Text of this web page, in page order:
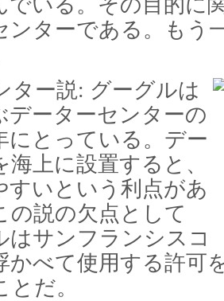
でいる。その目的に
ンターである。もう
ター説: グーグルは
データーセンターの
にとっている。デー
海上に設置すると、
すいという利点があ
の説の欠点として
はサンフランシスコ
かべて使用する許可
だ。